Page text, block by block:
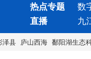
热点专题 数
直播 九
泽县 庐山西海 鄱阳湖生态